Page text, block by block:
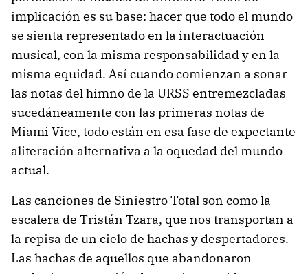
implicación es su base: hacer que todo el mundo
se sienta representado en la interactuación
musical, con la misma responsabilidad y en la
misma equidad. Así cuando comienzan a sonar
las notas del himno de la URSS entremezcladas
sucedáneamente con las primeras notas de
Miami Vice, todo están en esa fase de expectante
aliteración alternativa a la oquedad del mundo
actual.
Las canciones de Siniestro Total son como la
escalera de Tristán Tzara, que nos transportan a
la repisa de un cielo de hachas y despertadores.
Las hachas de aquellos que abandonaron